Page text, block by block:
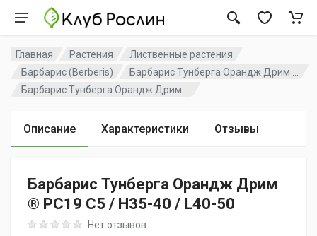
Главная Растения
Лиственные растения
Барбарис (Berberis)
Барбарис Тунберга Орандж Дрим ...
Барбарис Тунберга Орандж Дрим ...
Описание Характеристики Отзывы
Барбарис Тунберга Орандж Дрим
® PC19 C5 / H35-40 / L40-50
Rating: 0 out of 5Нет отзывов